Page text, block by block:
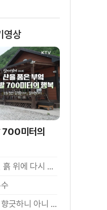
영상
700미터의
고향이 품어준 시련 흙 위에 다시 서다
알싸한 인생이어도 향긋하니 아니 좋은가